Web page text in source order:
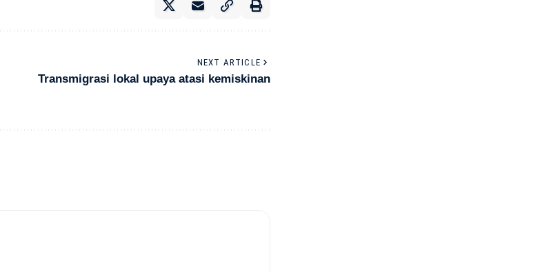
NEXT ARTICLE
Transmigrasi lokal upaya atasi kemiskinan